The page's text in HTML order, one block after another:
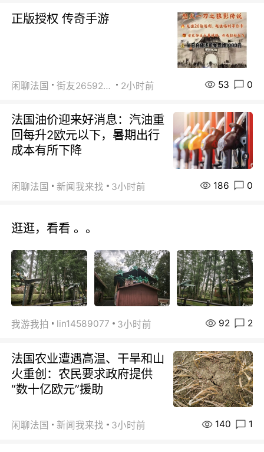
正版授权 传奇手游
闲聊法国 街友26592800 2小时前 53 0
法国油价迎来好消息：汽油重
回每升2欧元以下，暑期出行
成本有所下降
闲聊法国 新闻我来找 3小时前 186 0
逛逛，看看 。。
我游我拍 lin14589077 3小时前 92 2
法国农业遭遇高温、干旱和山
火重创：农民要求政府提供
“数十亿欧元”援助
闲聊法国 新闻我来找 3小时前 140 1